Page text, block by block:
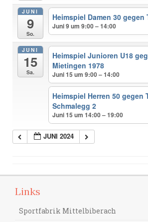
JUNI
9
So.
Heimspiel Damen 30 gegen
Juni 9 um 9:00 – 14:00
JUNI
15
Sa.
Heimspiel Junioren U18
Mietingen 1978
Juni 15 um 9:00 – 14:00
Heimspiel Herren 50 gegen
Schmalegg 2
Juni 15 um 14:00 – 19:00
JUNI 2024
Links
Sportfabrik Mittelbiberach